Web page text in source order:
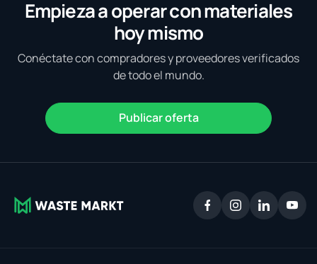
Empieza a operar con materiales
hoy mismo
Conéctate con compradores y proveedores verificados
de todo el mundo.
Publicar oferta